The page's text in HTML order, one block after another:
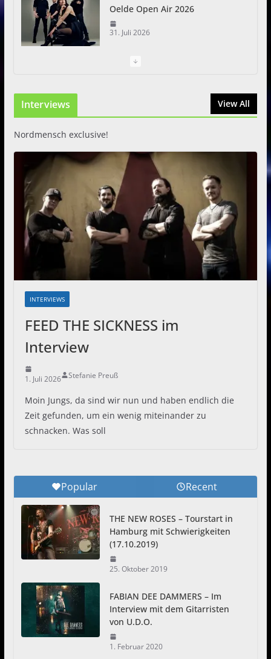
Oelde Open Air 2026
31. Juli 2026
I Prevail – Violent Nature
Interviews View All
Nordmensch exclusive!
INTERVIEWS
FEED THE SICKNESS im
Interview
1. Juli 2026 Stefanie Preuß
Moin Jungs, da sind wir nun und haben endlich die
Zeit gefunden, um ein wenig miteinander zu
schnacken. Was soll
Popular Recent
THE NEW ROSES – Tourstart in
Hamburg mit Schwierigkeiten
(17.10.2019)
25. Oktober 2019
FABIAN DEE DAMMERS – Im
Interview mit dem Gitarristen
von U.D.O.
1. Februar 2020